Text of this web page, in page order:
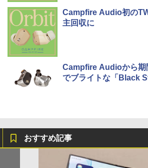
Campfire Audio初の
主回収に
Campfire Audioから期
でブライトな「Black
おすすめ記事